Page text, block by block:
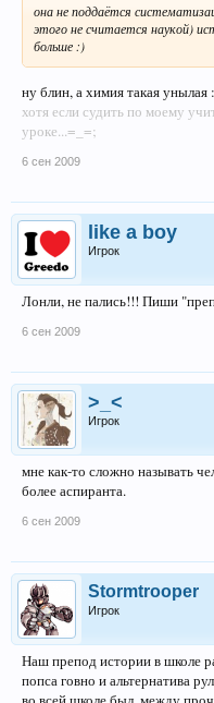
она не поддаётся
этого не считается наукой)
больше :)
ну блин, а химия такая унылая
хотя если судить по моему
уроке...=_=;
6 сен 2009
like a boy
Игрок
Лонли, не пались!!! Пиши
6 сен 2009
>_<
Игрок
мне как-то сложно называть
более аспиранта.
6 сен 2009
Stormtrooper
Игрок
Наш препод истории в школе
попса говно и альтернатива